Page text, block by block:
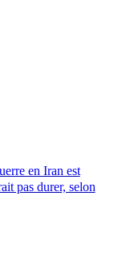
en Iran est
pas durer, selon